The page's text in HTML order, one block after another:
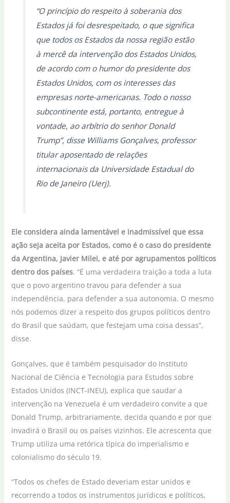
“O princípio do respeito à soberania dos
Estados já foi desrespeitado, o que significa
que todos os Estados da nossa região estão
à mercê da intervenção dos Estados Unidos,
de acordo com o humor do presidente dos
Estados Unidos, com os interesses das
empresas norte-americanas. Todo o nosso
subcontinente está, portanto, entregue à
vontade, ao arbítrio do senhor Donald
Trump”, disse Williams Gonçalves, professor
titular aposentado de relações
internacionais da Universidade Estadual do
Rio de Janeiro (Uerj).
Ele considera ainda lamentável e inadmissível que essa
ação seja aceita por Estados, como é o caso do presidente
da Argentina, Javier Milei, e até por agrupamentos políticos
dentro dos países. “É uma verdadeira traição a toda a luta
que o povo argentino travou para defender a sua
independência, para defender a sua autonomia. O mesmo
nós podemos dizer a respeito dos grupos políticos dentro
do Brasil que saúdam, que festejam uma coisa dessas”,
disse.
Gonçalves, que é também pesquisador do Instituto
Nacional de Ciência e Tecnologia para Estudos sobre
Estados Unidos (INCT-INEU), explica que saudar a
intervenção na Venezuela é um verdadeiro convite a que
Donald Trump, arbitrariamente, decida quando e por que
invadirá o Brasil ou os países vizinhos. Ele acrescenta que
Trump utiliza uma retórica típica do imperialismo e
colonialismo do século 19.
“Todos os chefes de Estado deveriam estar unidos e
recorrendo a todos os instrumentos jurídicos e políticos,